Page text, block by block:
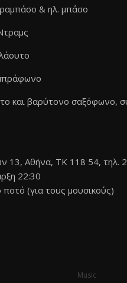
& ηλ. μπάσο
και βαρύτονο σαξόφωνο,
13, Αθήνα, ΤΚ 118 54, τηλ.
22:30
(για τους μουσικούς)
Music